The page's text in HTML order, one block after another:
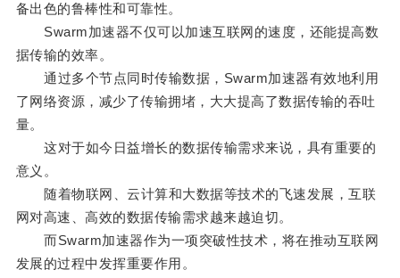
备出色的鲁棒性和可靠性。
Swarm加速器不仅可以加速互联网的速度，还能提高数
据传输的效率。
通过多个节点同时传输数据，Swarm加速器有效地利用
了网络资源，减少了传输拥堵，大大提高了数据传输的吞吐
量。
这对于如今日益增长的数据传输需求来说，具有重要的
意义。
随着物联网、云计算和大数据等技术的飞速发展，互联
网对高速、高效的数据传输需求越来越迫切。
而Swarm加速器作为一项突破性技术，将在推动互联网
发展的过程中发挥重要作用。